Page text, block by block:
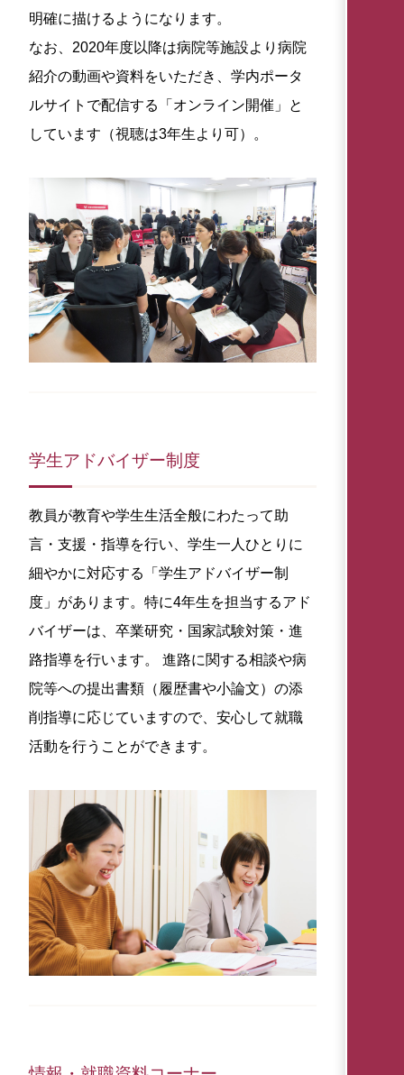
明確に描けるようになります。
なお、2020年度以降は病院等施設より病院
紹介の動画や資料をいただき、学内ポータ
ルサイトで配信する「オンライン開催」と
しています（視聴は3年生より可）。
学生アドバイザー制度
教員が教育や学生生活全般にわたって助
言・支援・指導を行い、学生一人ひとりに
細やかに対応する「学生アドバイザー制
度」があります。特に4年生を担当するアド
バイザーは、卒業研究・国家試験対策・進
路指導を行います。 進路に関する相談や病
院等への提出書類（履歴書や小論文）の添
削指導に応じていますので、安心して就職
活動を行うことができます。